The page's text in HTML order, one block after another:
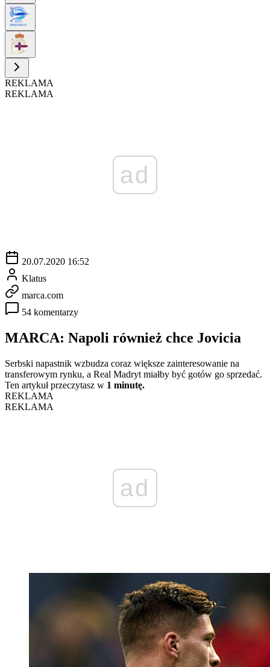
REKLAMA
REKLAMA
ad
20.07.2020 16:52
Klatus
marca.com
54 komentarzy
MARCA: Napoli również chce Jovicia
Serbski napastnik wzbudza coraz większe zainteresowanie na
transferowym rynku, a Real Madryt miałby być gotów go sprzedać.
Ten artykuł przeczytasz w 1 minutę.
REKLAMA
REKLAMA
ad